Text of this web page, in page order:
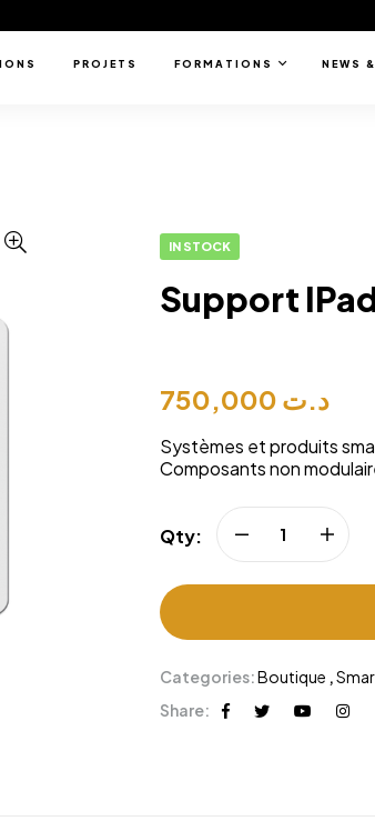
PROJETS FORMATIONS NEWS
IN STOCK
Support
د.ت
Systèmes et produits
Composants non
Qty:
Categories:Boutique ,
Share: